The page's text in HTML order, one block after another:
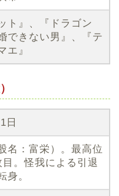
ト』、『ドラゴン
できない男』、『テ
エ』
日
名：富栄）。最高位
。怪我による引退
身。